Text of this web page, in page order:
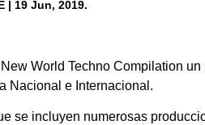
| 19 Jun, 2019.
World Techno Compilation
Nacional e Internacional.
se incluyen numerosas